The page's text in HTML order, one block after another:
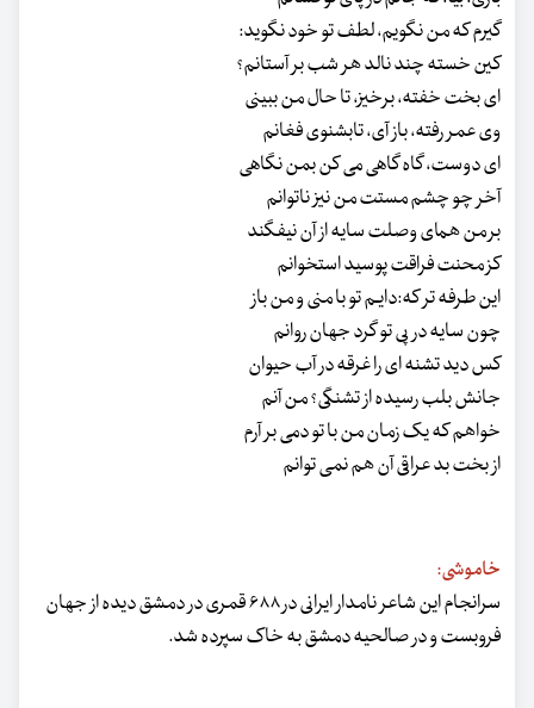
گیرم که من نگویم، لطف تو خود نگوید:
کین خسته چند نالد هر شب بر آستانم؟
ای بخت خفته، برخیز، تا حال من ببینی
وی عمر رفته، باز آی، تابشنوی فغانم
ای دوست، گاه گاهی می کن بمن نگاهی
آخر چو چشم مستت من نیز ناتوانم
بر من همای وصلت سایه از آن نیفگند
کز محنت فراقت پوسید استخوانم
این طرفه تر که:دایـم تو با منی و من باز
چون سایه در پی تو گرد جهان روانم
کس دید تشنه ای را غرقه در آب حیوان
جانش بلب رسیده از تشنگی؟ من آنم
خواهم که یک زمان من با تو دمی بر آرم
از بخت بد عراقی آن هم نمی توانم
خاموشی:
سرانجام این شاعر نامدار ایرانی در ۶۸۸ قمری در دمشق دیده از جهان
فروبست و در صالحیه دمشق به خاک سپرده شد.